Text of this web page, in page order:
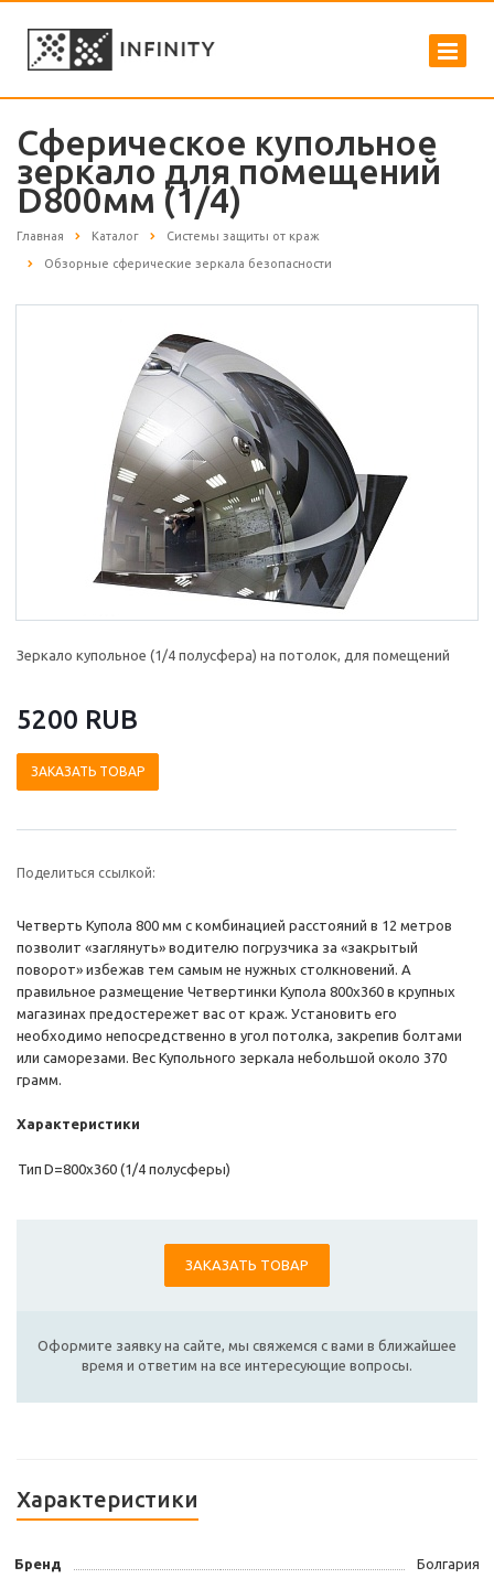
Сферическое купольное
зеркало для помещений
D800мм (1/4)
Главная Каталог Системы защиты от краж
Обзорные сферические зеркала безопасности
Зеркало купольное (1/4 полусфера) на потолок, для помещений
5200 RUB
ЗАКАЗАТЬ ТОВАР
Поделиться ссылкой:
Четверть Купола 800 мм с комбинацией расстояний в 12 метров
позволит «заглянуть» водителю погрузчика за «закрытый
поворот» избежав тем самым не нужных столкновений. А
правильное размещение Четвертинки Купола 800х360 в крупных
магазинах предостережет вас от краж. Установить его
необходимо непосредственно в угол потолка, закрепив болтами
или саморезами. Вес Купольного зеркала небольшой около 370
грамм.
Характеристики
Тип D=800х360 (1/4 полусферы)
ЗАКАЗАТЬ ТОВАР
Оформите заявку на сайте, мы свяжемся с вами в ближайшее
время и ответим на все интересующие вопросы.
Характеристики
Бренд Болгария